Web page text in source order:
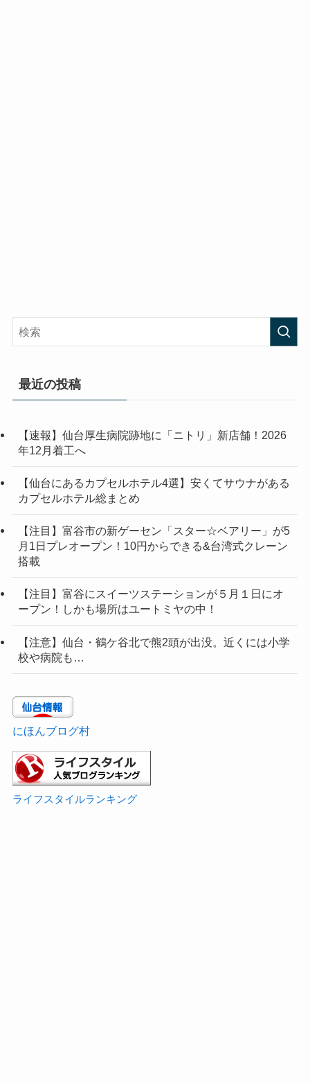
最近の投稿
【速報】仙台厚生病院跡地に「ニトリ」新店舗！2026
年12月着工へ
【仙台にあるカプセルホテル4選】安くてサウナがある
カプセルホテル総まとめ
【注目】富谷市の新ゲーセン「スター☆ベアリー」が5
月1日プレオープン！10円からできる&台湾式クレーン
搭載
【注目】富谷にスイーツステーションが５月１日にオ
ープン！しかも場所はユートミヤの中！
【注意】仙台・鶴ケ谷北で熊2頭が出没。近くには小学
校や病院も…
にほんブログ村
ライフスタイルランキング